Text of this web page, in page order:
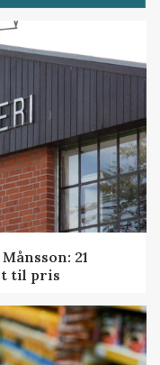
21
til pris